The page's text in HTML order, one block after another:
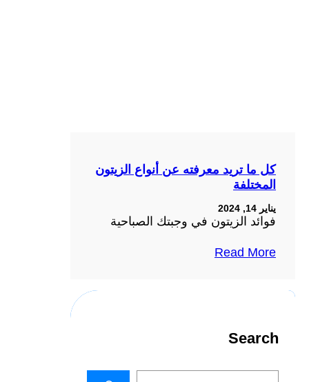
كل ما تريد معرفته عن أنواع الزيتون
المختلفة
يناير 14, 2024
فوائد الزيتون في وجبتك الصباحية
Read More
Search